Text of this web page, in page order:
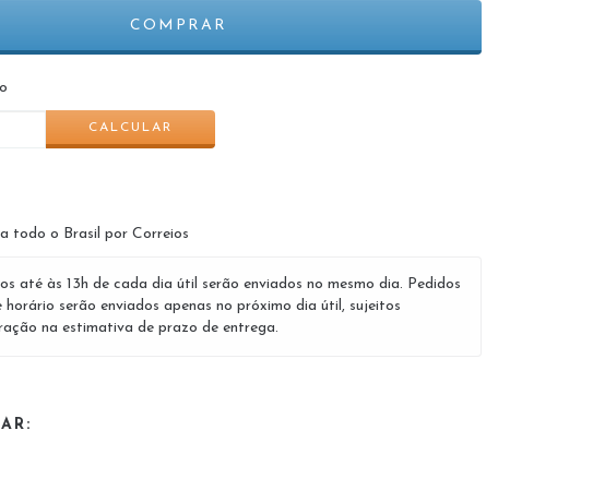
CALCULAR
todo o Brasil por Correios
até às 13h de cada dia útil serão enviados no mesmo dia. Pedidos
horário serão enviados apenas no próximo dia útil, sujeitos
na estimativa de prazo de entrega.